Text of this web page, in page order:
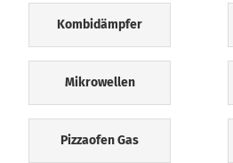
Kombidämpfer
Mikrowellen
Pizzaofen Gas